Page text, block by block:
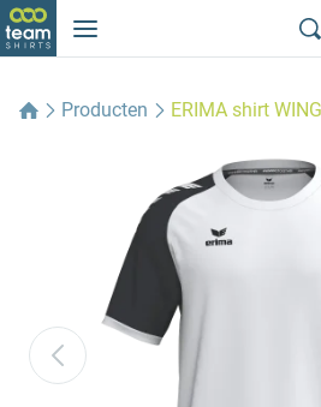
Producten ERIMA shirt